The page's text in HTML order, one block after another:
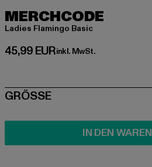
MERCHCODE
Ladies Flamingo Basic
45,99 EUR
Derzeitiger Preis: 45,99 EUR
inkl. MwSt.
SIZE
GRÖSSE
IN DEN